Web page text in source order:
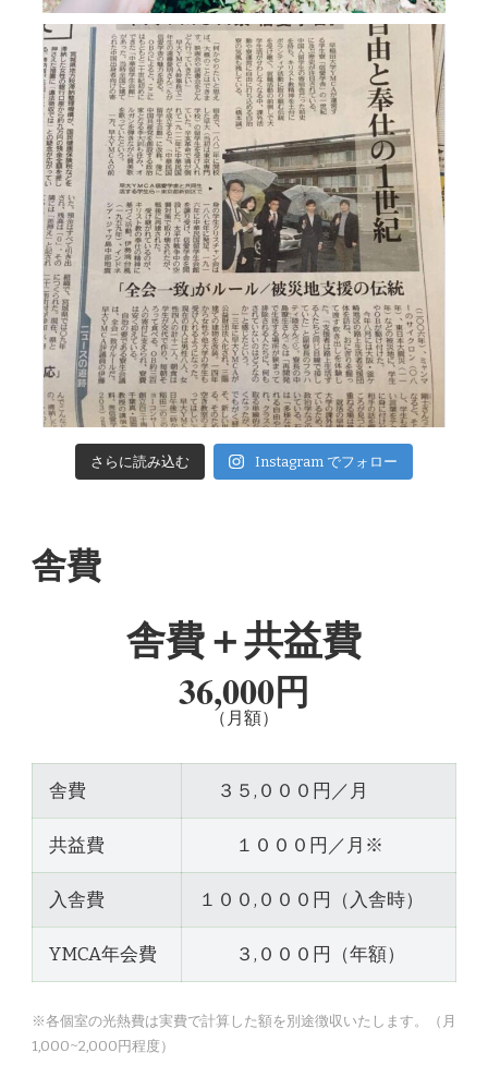
さらに読み込む Instagram でフォロー
舎費
舎費＋共益費
36,000円
（月額）
舎費 ３５,０００円／月
共益費 １０００円／月※
入舎費 １００,０００円（入舎時）
YMCA年会費 ３,０００円（年額）
※各個室の光熱費は実費で計算した額を別途徴収いたします。（月
1,000~2,000円程度）